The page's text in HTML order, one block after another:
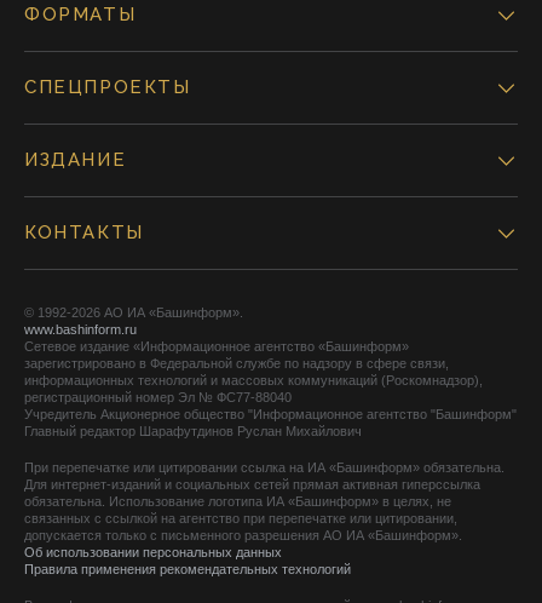
ФОРМАТЫ
СПЕЦПРОЕКТЫ
ИЗДАНИЕ
КОНТАКТЫ
© 1992-2026 АО ИА «Башинформ».
www.bashinform.ru
Сетевое издание «Информационное агентство «Башинформ»
зарегистрировано в Федеральной службе по надзору в сфере связи,
информационных технологий и массовых коммуникаций (Роскомнадзор),
регистрационный номер Эл № ФС77-88040
Учредитель Акционерное общество "Информационное агентство "Башинформ"
Главный редактор Шарафутдинов Руслан Михайлович
При перепечатке или цитировании ссылка на ИА «Башинформ» обязательна.
Для интернет-изданий и социальных сетей прямая активная гиперссылка
обязательна. Использование логотипа ИА «Башинформ» в целях, не
связанных с ссылкой на агентство при перепечатке или цитировании,
допускается только с письменного разрешения АО ИА «Башинформ».
Об использовании персональных данных
Правила применения рекомендательных технологий